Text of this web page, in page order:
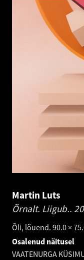
Martin Luts
Õrnalt. Liigub..
Õli, lõuend. 90.0 ×
Osalenud näitusel
VAATENURGA